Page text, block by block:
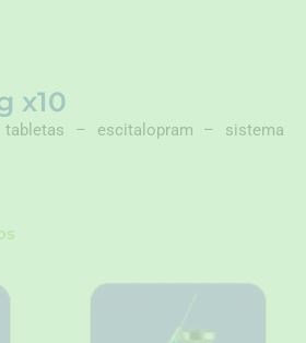
x10
– escitalopram – sistema